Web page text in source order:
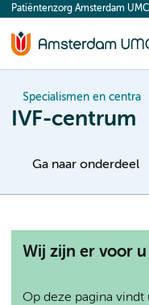
content
Patiëntenzorg Amsterdam UMC
Specialismen en centra
IVF-centrum
Ga naar onderdeel
Wij zijn er voor u
Op deze pagina